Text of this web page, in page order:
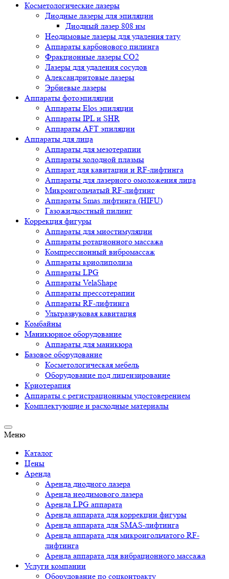
Косметологические лазеры
Диодные лазеры для эпиляции
Диодный лазер 808 нм
Неодимовые лазеры для удаления тату
Аппараты карбонового пилинга
Фракционные лазеры CO2
Лазеры для удаления сосудов
Александритовые лазеры
Эрбиевые лазеры
Аппараты фотоэпиляции
Аппараты Elos эпиляции
Аппараты IPL и SHR
Аппараты AFT эпиляции
Аппараты для лица
Аппараты для мезотерапии
Аппараты холодной плазмы
Аппарат для кавитации и RF-лифтинга
Аппараты для лазерного омоложения лица
Микроигольчатый RF-лифтинг
Аппараты Smas лифтинга (HIFU)
Газожидкостный пилинг
Коррекция фигуры
Аппараты для миостимуляции
Аппараты ротационного массажа
Компрессионный вибромассаж
Аппараты криолиполиза
Аппараты LPG
Аппараты VelaShape
Аппараты прессотерапии
Аппараты RF-лифтинга
Ультразвуковая кавитация
Комбайны
Маникюрное оборудование
Аппараты для маникюра
Базовое оборудование
Косметологическая мебель
Оборудование под лицензирование
Криотерапия
Аппараты c регистрационным удостоверением
Комплектующие и расходные материалы
Меню
Каталог
Цены
Аренда
Аренда диодного лазера
Аренда неодимового лазера
Аренда LPG аппарата
Аренда аппарата для коррекции фигуры
Аренда аппарата для SMAS-лифтинга
Аренда аппарата для микроигольчатого RF-
лифтинга
Аренда аппарата для вибрационного массажа
Услуги компании
Оборудование по соцконтракту